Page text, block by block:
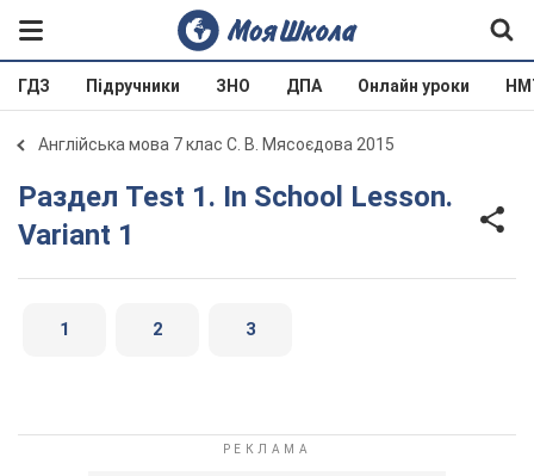
ГДЗ Підручники ЗНО ДПА Онлайн уроки
Англійська мова 7 клас С. В. Мясоєдова 2015
Раздел Test 1. In School Lesson.
Variant 1
1 2 3